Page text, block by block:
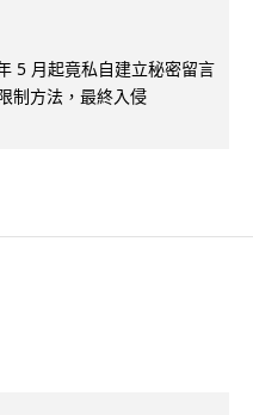
5 月起竟私自建立秘密留言
制方法，最終入侵